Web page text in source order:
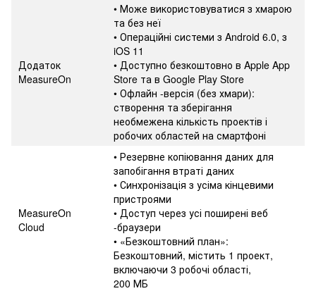
Додаток
MeasureOn
• Може використовуватися з хмарою
та без неї
• Операційні системи з Android 6.0, з
iOS 11
• Доступно безкоштовно в Apple App
Store та в Google Play Store
• Офлайн -версія (без хмари):
створення та зберігання
необмежена кількість проектів і
робочих областей на смартфоні
MeasureOn
Cloud
• Резервне копіювання даних для
запобігання втраті даних
• Синхронізація з усіма кінцевими
пристроями
• Доступ через усі поширені веб
-браузери
• «Безкоштовний план»:
Безкоштовний, містить 1 проект,
включаючи 3 робочі області,
200 МБ